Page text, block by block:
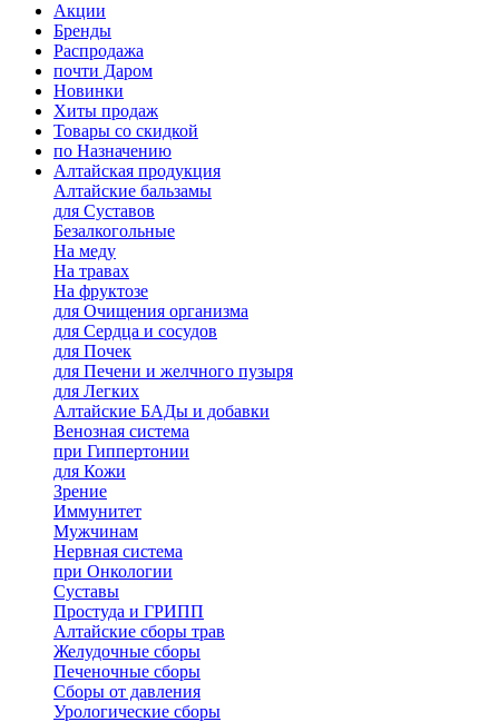
Акции
Бренды
Распродажа
почти Даром
Новинки
Хиты продаж
Товары со скидкой
по Назначению
Алтайская продукция
Алтайские бальзамы
для Суставов
Безалкогольные
На меду
На травах
На фруктозе
для Очищения организма
для Сердца и сосудов
для Почек
для Печени и желчного пузыря
для Легких
Алтайские БАДы и добавки
Венозная система
при Гиппертонии
для Кожи
Зрение
Иммунитет
Мужчинам
Нервная система
при Онкологии
Суставы
Простуда и ГРИПП
Алтайские сборы трав
Желудочные сборы
Печеночные сборы
Сборы от давления
Урологические сборы